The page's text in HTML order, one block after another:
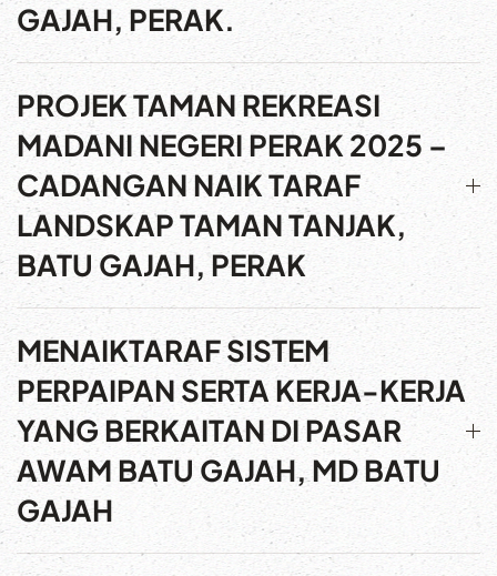
GAJAH, PERAK.
PROJEK TAMAN REKREASI
MADANI NEGERI PERAK 2025 –
CADANGAN NAIK TARAF
LANDSKAP TAMAN TANJAK,
BATU GAJAH, PERAK
MENAIKTARAF SISTEM
PERPAIPAN SERTA KERJA-KERJA
YANG BERKAITAN DI PASAR
AWAM BATU GAJAH, MD BATU
GAJAH